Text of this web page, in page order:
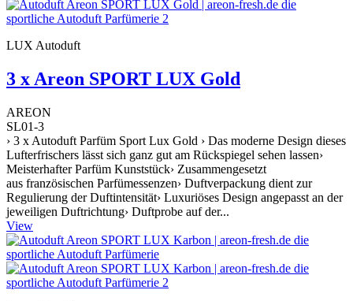
LUX Autoduft
3 x Areon SPORT LUX Gold
AREON
SL01-3
› 3 x Autoduft Parfüm Sport Lux Gold › Das moderne Design dieses
Lufterfrischers lässt sich ganz gut am Rückspiegel sehen lassen›
Meisterhafter Parfüm Kunststück› Zusammengesetzt
aus französischen Parfümessenzen› Duftverpackung dient zur
Regulierung der Duftintensität› Luxuriöses Design angepasst an der
jeweiligen Duftrichtung› Duftprobe auf der...
View